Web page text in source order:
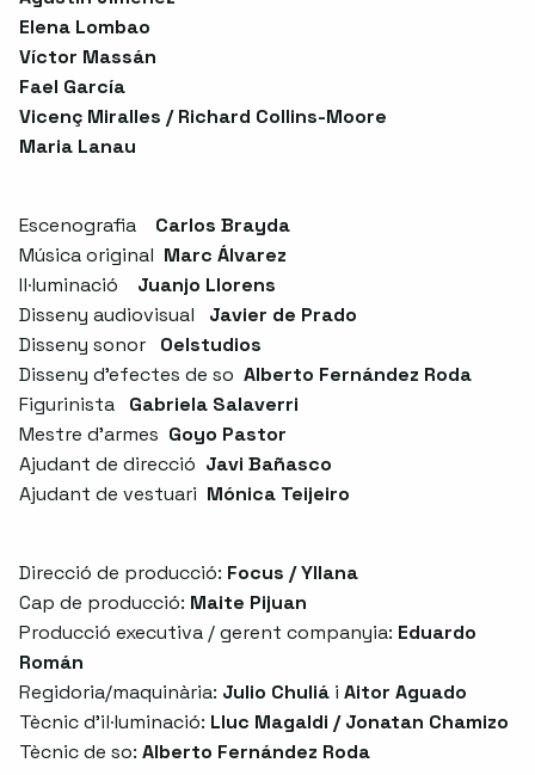
Elena Lombao
Víctor Massán
Fael García
Vicenç Miralles / Richard Collins-Moore
Maria Lanau
Escenografia Carlos Brayda
Música original Marc Álvarez
Il·luminació Juanjo Llorens
Disseny audiovisual Javier de Prado
Disseny sonor Oelstudios
Disseny d'efectes de so Alberto Fernández Roda
Figurinista Gabriela Salaverri
Mestre d'armes Goyo Pastor
Ajudant de direcció Javi Bañasco
Ajudant de vestuari Mónica Teijeiro
Direcció de producció: Focus / Yllana
Cap de producció: Maite Pijuan
Producció executiva / gerent companyia: Eduardo
Román
Regidoria/maquinària: Julio Chuliá i Aitor Aguado
Tècnic d'il·luminació: Lluc Magaldi / Jonatan Chamizo
Tècnic de so: Alberto Fernández Roda